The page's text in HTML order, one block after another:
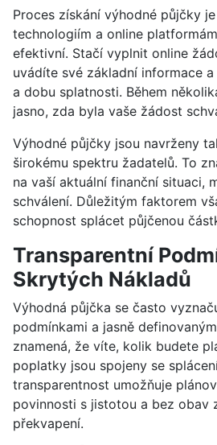
Proces získání výhodné půjčky
technologiím a online
efektivní. Stačí vyplnit online
uvádíte své základní informace
a dobu splatnosti. Během
jasno, zda byla vaše žádost
Výhodné půjčky jsou navrženy
širokému spektru žadatelů. To
na vaší aktuální finanční situaci,
schválení. Důležitým faktorem
schopnost splácet půjčenou
Transparentní
Skrytých Nákladů
Výhodná půjčka se často
podmínkami a jasně
znamená, že víte, kolik budete
poplatky jsou spojeny se
transparentnost umožňuje
povinnosti s jistotou a bez obav
překvapení.